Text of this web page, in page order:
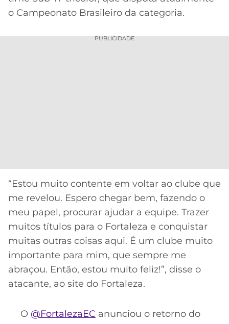
INDICAÇÃO
BET365
MELHORES
CASSINOS
ONLINE
2026
SÃO
PAULO
INTERNACIONAL
GRÊMIO
ATLÉTICO
MG
CRUZEIRO
COPA
DOS
CAMPEÕES
LALIGA
BOLA
o Campeonato Brasileiro da categoria.
PUBLICIDADE
“Estou muito contente em voltar ao clube que
me revelou. Espero chegar bem, fazendo o
meu papel, procurar ajudar a equipe. Trazer
muitos títulos para o Fortaleza e conquistar
muitas outras coisas aqui. É um clube muito
importante para mim, que sempre me
abraçou. Então, estou muito feliz!”, disse o
atacante, ao site do Fortaleza.
O @FortalezaEC anunciou o retorno do